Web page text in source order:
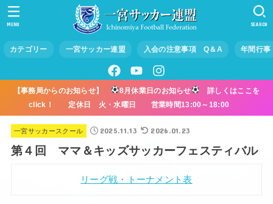
カテゴリー 一宮サッカー連盟 入会の注意事項 Q＆A 年間行事
SEARCH
MENU
【事務局からのお知らせ】 8月休業日のお知らせ
詳しくはここを
click！ 定休日 火・水曜日 営業時間13:00～18:00
一宮サッカースクール 2025.11.13 2026.01.23
第４回 ママ＆キッズサッカーフェスティバル
リーグ戦・トーナメント表